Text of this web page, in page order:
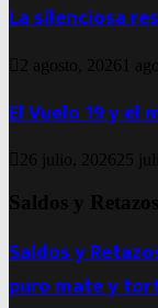
La silenciosa
2 agosto, 2026 1
El Vuelo 19 y el
26 julio, 202625
Saldos y Retazos
Saldos y
puro mate y